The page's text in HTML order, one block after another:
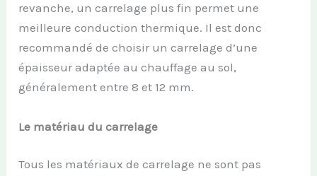
revanche, un carrelage plus fin permet une
meilleure conduction thermique. Il est donc
recommandé de choisir un carrelage d’une
épaisseur adaptée au chauffage au sol,
généralement entre 8 et 12 mm.
Le matériau du carrelage
Tous les matériaux de carrelage ne sont pas